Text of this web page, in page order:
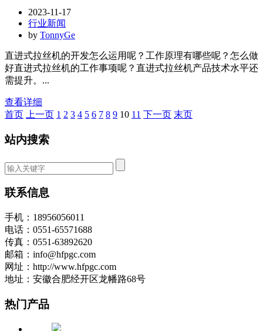
2023-11-17
行业新闻
by TonnyGe
直进式拉丝机的开发怎么运用呢？工作原理有哪些呢？怎么做
好直进式拉丝机的工作事项呢？直进式拉丝机产品技术水平还
需提升。...
查看详细
首页
上一页 1 2 3 4 5 6 7 8 9 10 11 下一页 末页
站内搜索
联系信息
手机：18956056011
电话：0551-65571688
传真：0551-63892620
邮箱：info@hfpgc.com
网址：http://www.hfpgc.com
地址：安徽合肥经开区龙幡路68号
热门产品